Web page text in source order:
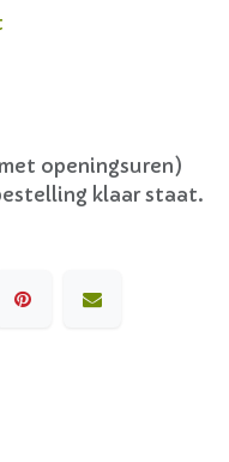
openingsuren)
klaar staat.